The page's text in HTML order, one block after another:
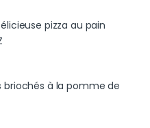
pizza au pain
briochés à la pomme de